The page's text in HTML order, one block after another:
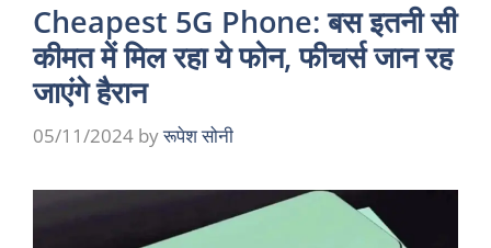
Cheapest 5G Phone: बस इतनी सी
कीमत में मिल रहा ये फोन, फीचर्स जान रह
जाएंगे हैरान
05/11/2024 byरूपेश सोनी